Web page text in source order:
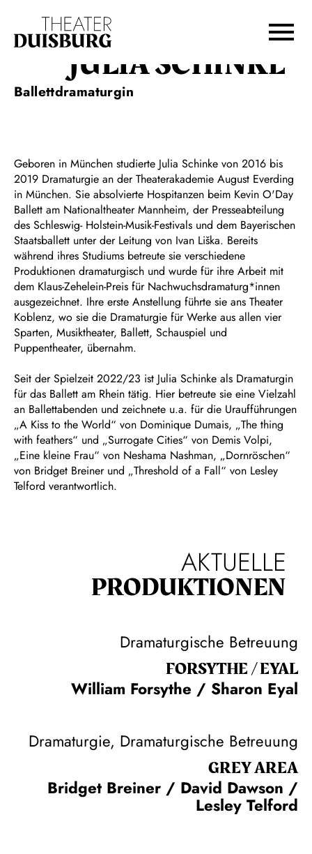
Zur Hauptnavigation springen
Zum Footer springenJULIA SCHINKE
Ballettdramaturgin
Geboren in München studierte Julia Schinke von 2016 bis
2019 Dramaturgie an der Theaterakademie August Everding
in München. Sie absolvierte Hospitanzen beim Kevin O'Day
Ballett am Nationaltheater Mannheim, der Presseabteilung
des Schleswig- Holstein-Musik-Festivals und dem Bayerischen
Staatsballett unter der Leitung von Ivan Liška. Bereits
während ihres Studiums betreute sie verschiedene
Produktionen dramaturgisch und wurde für ihre Arbeit mit
dem Klaus-Zehelein-Preis für Nachwuchsdramaturg*innen
ausgezeichnet. Ihre erste Anstellung führte sie ans Theater
Koblenz, wo sie die Dramaturgie für Werke aus allen vier
Sparten, Musiktheater, Ballett, Schauspiel und
Puppentheater, übernahm.
Seit der Spielzeit 2022/23 ist Julia Schinke als Dramaturgin
für das Ballett am Rhein tätig. Hier betreute sie eine Vielzahl
an Ballettabenden und zeichnete u.a. für die Uraufführungen
„A Kiss to the World“ von Dominique Dumais, „The thing
with feathers“ und „Surrogate Cities“ von Demis Volpi,
„Eine kleine Frau“ von Neshama Nashman, „Dornröschen“
von Bridget Breiner und „Threshold of a Fall“ von Lesley
Telford verantwortlich.
AKTUELLE
PRODUKTIONEN
Dramaturgische Betreuung
FORSYTHE / EYAL
William Forsythe / Sharon Eyal
Dramaturgie, Dramaturgische Betreuung
GREY AREA
Bridget Breiner / David Dawson /
Lesley Telford